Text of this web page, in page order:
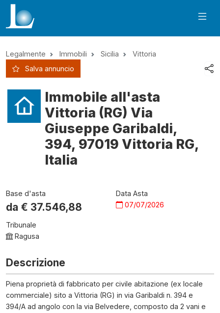
Legalmente Immobili Sicilia
Vittoria
Salva annuncio
Immobile all'asta
Vittoria (RG) Via
Giuseppe Garibaldi,
394, 97019 Vittoria RG,
Italia
Base d'asta
da € 37.546,88
Data Asta
07/07/2026
Tribunale
Ragusa
Descrizione
Piena proprietà di fabbricato per civile abitazione (ex locale
commerciale) sito a Vittoria (RG) in via Garibaldi n. 394 e
394/A ad angolo con la via Belvedere, composto da 2 vani e